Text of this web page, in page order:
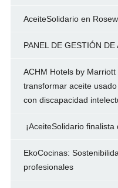
AceiteSolidario en
PANEL DE GESTIÓN
ACHM Hotels by
transformar aceite
con discapacidad
¡AceiteSolidario
EkoCocinas:
profesionales